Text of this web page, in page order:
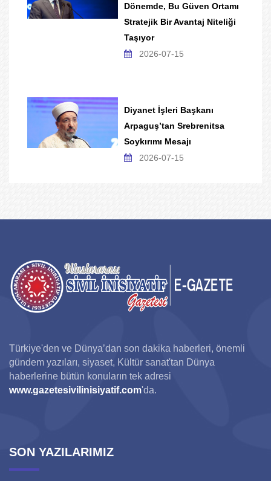
Dönemde, Bu Güven Ortamı
Stratejik Bir Avantaj Niteliği
Taşıyor
2026-07-15
Diyanet İşleri Başkanı
Arpaguş’tan Srebrenitsa
Soykırımı Mesajı
2026-07-15
Türkiye'den ve Dünya’dan son dakika haberleri, önemli
gündem yazıları, siyaset, Kültür sanat'tan Dünya
haberlerine bütün konuların tek adresi
www.gazetesivilinisiyatif.com'da.
SON YAZILARIMIZ